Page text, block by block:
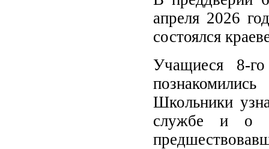
апреля 2026
состоялся
Учащиеся 8-
Школьники
службе и о